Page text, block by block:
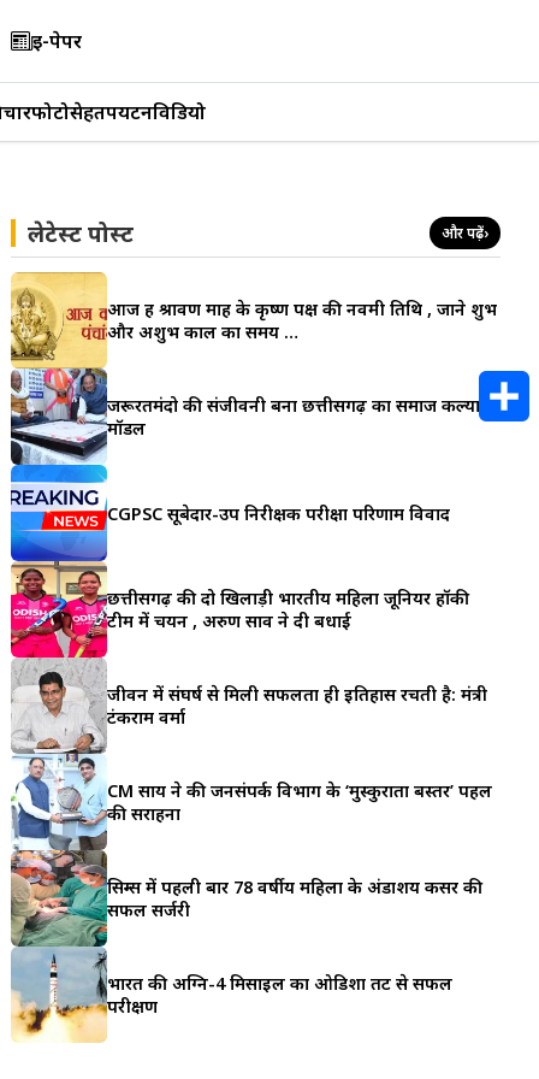
ई-पेपर
फोटोसेहतपर्यटनविडियो
लेटेस्ट पोस्ट और पढ़ें›
आज हैं श्रावण माह के कृष्ण पक्ष की नवमी तिथि , जाने शुभ
और अशुभ काल का समय …
जरूरतमंदो की संजीवनी बना छत्तीसगढ़ का समाज कल्याण
मॉडल
CGPSC सूबेदार-उप निरीक्षक परीक्षा परिणाम विवाद
छत्तीसगढ़ की दो खिलाड़ी भारतीय महिला जूनियर हॉकी
टीम में चयन , अरुण साव ने दी बधाई
जीवन में संघर्ष से मिली सफलता ही इतिहास रचती है: मंत्री
टंकराम वर्मा
CM साय ने की जनसंपर्क विभाग के ‘मुस्कुराता बस्तर’ पहल
की सराहना
सिम्स में पहली बार 78 वर्षीय महिला के अंडाशय कैंसर की
सफल सर्जरी
भारत की अग्नि-4 मिसाइल का ओडिशा तट से सफल
परीक्षण